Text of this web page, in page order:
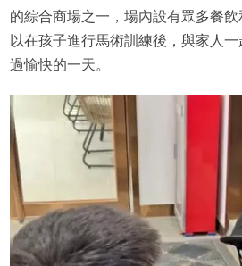
的綜合商場之一，場內設有眾多餐
以在孩子進行馬術訓練後，與家人
過愉快的一天。